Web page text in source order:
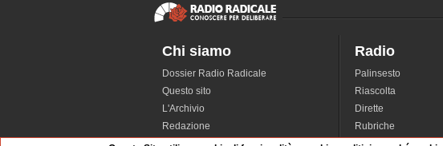
Chi siamo
Dossier Radio Radicale
Questo sito
L'Archivio
Redazione
La musica da Requiem
Radio
Palinsesto
Riascolta
Dirette
Rubriche
Interviste